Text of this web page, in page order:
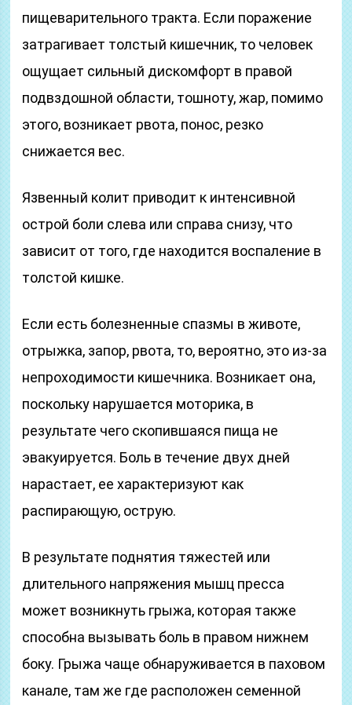
пищеварительного тракта. Если поражение
затрагивает толстый кишечник, то человек
ощущает сильный дискомфорт в правой
подвздошной области, тошноту, жар, помимо
этого, возникает рвота, понос, резко
снижается вес.
Язвенный колит приводит к интенсивной
острой боли слева или справа снизу, что
зависит от того, где находится воспаление в
толстой кишке.
Если есть болезненные спазмы в животе,
отрыжка, запор, рвота, то, вероятно, это из-за
непроходимости кишечника. Возникает она,
поскольку нарушается моторика, в
результате чего скопившаяся пища не
эвакуируется. Боль в течение двух дней
нарастает, ее характеризуют как
распирающую, острую.
В результате поднятия тяжестей или
длительного напряжения мышц пресса
может возникнуть грыжа, которая также
способна вызывать боль в правом нижнем
боку. Грыжа чаще обнаруживается в паховом
канале, там же где расположен семенной